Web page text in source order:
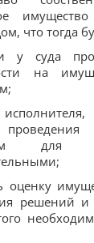
имущество
что тогда
у суда
на
для
оценку
решений и